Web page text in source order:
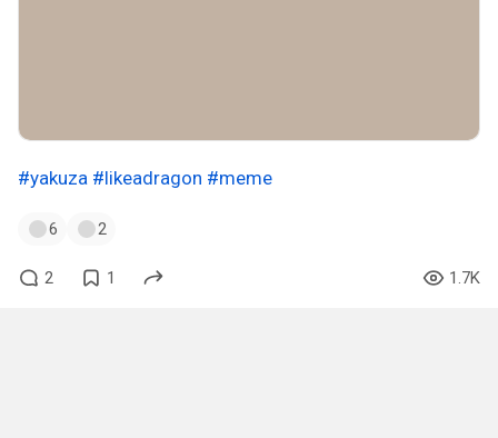
#yakuza #likeadragon #meme
6 2
2 1 1.7K